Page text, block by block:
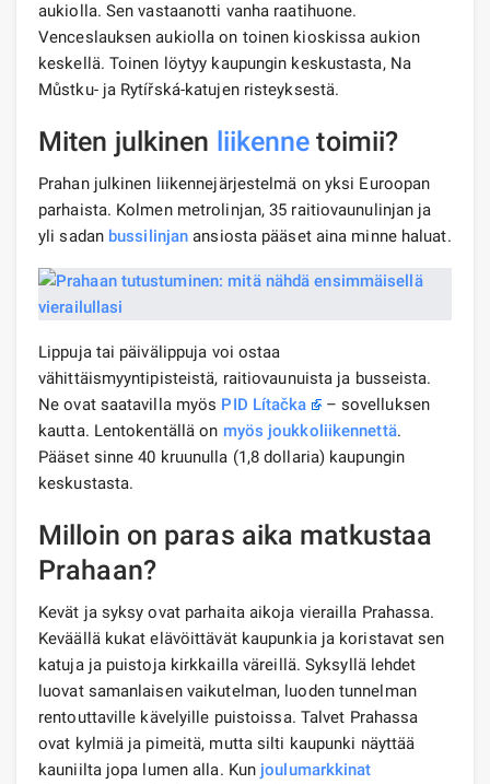
aukiolla. Sen vastaanotti vanha raatihuone.
Venceslauksen aukiolla on toinen kioskissa aukion
keskellä. Toinen löytyy kaupungin keskustasta, Na
Můstku- ja Rytířská-katujen risteyksestä.
Miten julkinen liikenne toimii?
Prahan julkinen liikennejärjestelmä on yksi Euroopan
parhaista. Kolmen metrolinjan, 35 raitiovaunulinjan ja
yli sadan bussilinjan ansiosta pääset aina minne haluat.
Lippuja tai päivälippuja voi ostaa
vähittäismyyntipisteistä, raitiovaunuista ja busseista.
Ne ovat saatavilla myös PID Lítačka
– sovelluksen
kautta. Lentokentällä on myös joukkoliikennettä.
Pääset sinne 40 kruunulla (1,8 dollaria) kaupungin
keskustasta.
Milloin on paras aika matkustaa
Prahaan?
Kevät ja syksy ovat parhaita aikoja vierailla Prahassa.
Keväällä kukat elävöittävät kaupunkia ja koristavat sen
katuja ja puistoja kirkkailla väreillä. Syksyllä lehdet
luovat samanlaisen vaikutelman, luoden tunnelman
rentouttaville kävelyille puistoissa. Talvet Prahassa
ovat kylmiä ja pimeitä, mutta silti kaupunki näyttää
kauniilta jopa lumen alla. Kun joulumarkkinat